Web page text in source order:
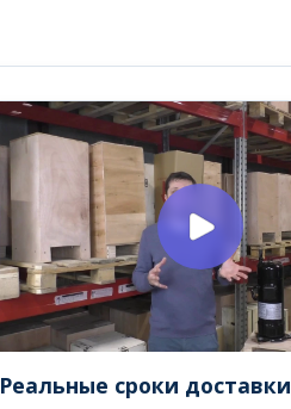
Реальные сроки доставки